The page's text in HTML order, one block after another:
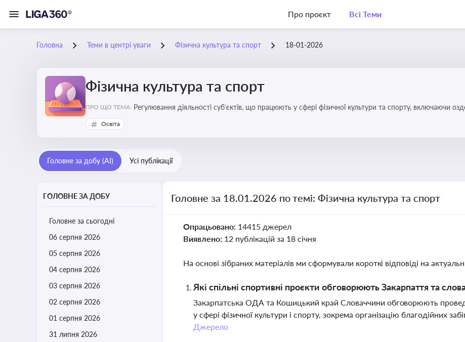
Про проєкт Всі Теми
Головна Теми в центрі уваги Фізична культура та спорт 18-01-2026
Фізична культура та спорт
ПРО ЩО ТЕМА: Регулювання діяльності суб’єктів, що працюють у сфері фізичної культури та спорту, включаючи
Освіта
Головне за добу (AI) Усі публікації
ГОЛОВНЕ ЗА ДОБУ
Головне за сьогодні
06 серпня 2026
05 серпня 2026
04 серпня 2026
03 серпня 2026
02 серпня 2026
01 серпня 2026
31 липня 2026
Головне за 18.01.2026 по темі: Фізична культура та спорт
Опрацьовано: 14415 джерел
Виявлено: 12 публікацій за 18 січня
На основі зібраних матеріалів ми сформували короткі відповіді на
Які спільні спортивні проєкти обговорюють Закарпаття та
Закарпатська ОДА та Кошицький край Словаччини обговорюють
у сфері фізичної культури і спорту, зокрема організацію благодійних
Джерело